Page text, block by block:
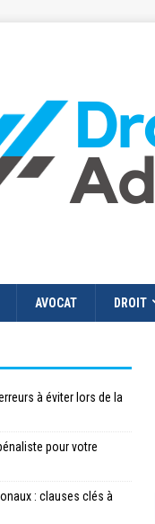
AVOCAT DROIT
à éviter lors de la
pour votre
: clauses clés à